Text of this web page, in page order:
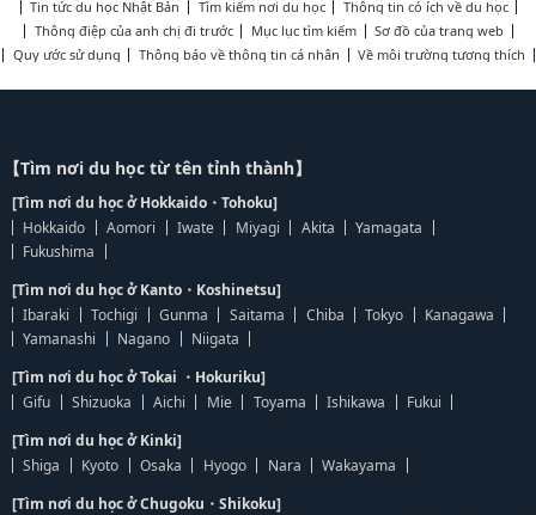
Tin tức du học Nhật Bản Tìm kiếm nơi du học
Thông tin có ích về du học
Thông điệp của anh chị đi trước
Mục lục tìm kiếm
Sơ đồ của trang web
Quy ước sử dụng
Thông báo về thông tin cá nhân Về môi trường tương thích
【Tìm nơi du học từ tên tỉnh thành】
[Tìm nơi du học ở Hokkaido・Tohoku]
Hokkaido
Aomori Iwate Miyagi Akita
Yamagata
Fukushima
[Tìm nơi du học ở Kanto・Koshinetsu]
Ibaraki
Tochigi Gunma Saitama Chiba Tokyo
Kanagawa
Yamanashi
Nagano
Niigata
[Tìm nơi du học ở Tokai ・Hokuriku]
Gifu
Shizuoka Aichi Mie Toyama Ishikawa
Fukui
[Tìm nơi du học ở Kinki]
Shiga
Kyoto Osaka Hyogo Nara
Wakayama
[Tìm nơi du học ở Chugoku・Shikoku]